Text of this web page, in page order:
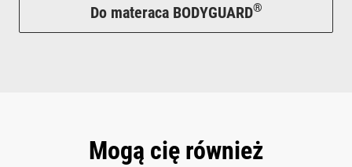
Do materaca BODYGUARD®
Mogą cię również